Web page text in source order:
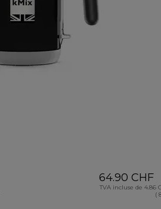
64.90 CHF
TVA incluse de 4.86
(